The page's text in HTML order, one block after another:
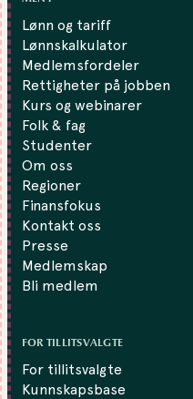
Lønn og tariff
Lønnskalkulator
Medlemsfordeler
Rettigheter på jobben
Kurs og webinarer
Folk & fag
Studenter
Om oss
Regioner
Finansfokus
Kontakt oss
Presse
Medlemskap
Bli medlem
FOR TILLITSVALGTE
For tillitsvalgte
Kunnskapsbase